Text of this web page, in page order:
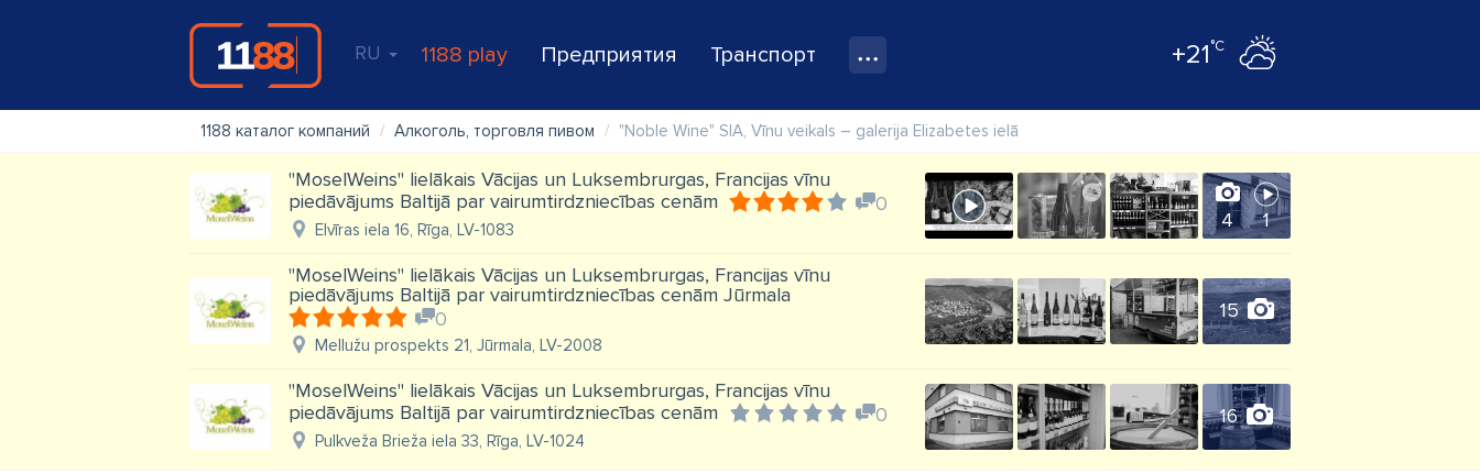
RU 1188 play Предприятия Транспорт +21°C
1188 каталог компаний Алкоголь, торговля пивом "Noble Wine" SIA, Vīnu veikals – galerija Elizabetes ielā
''MoselWeins'' lielākais Vācijas un Luksembrurgas, Francijas vīnu
piedāvājums Baltijā par vairumtirdzniecības cenām
0
Elvīras iela 16, Rīga, LV-1083 4 1
''MoselWeins'' lielākais Vācijas un Luksembrurgas, Francijas vīnu
piedāvājums Baltijā par vairumtirdzniecības cenām Jūrmala
0
Mellužu prospekts 21, Jūrmala, LV-2008
15
''MoselWeins'' lielākais Vācijas un Luksembrurgas, Francijas vīnu
piedāvājums Baltijā par vairumtirdzniecības cenām
0
Pulkveža Brieža iela 33, Rīga, LV-1024
16